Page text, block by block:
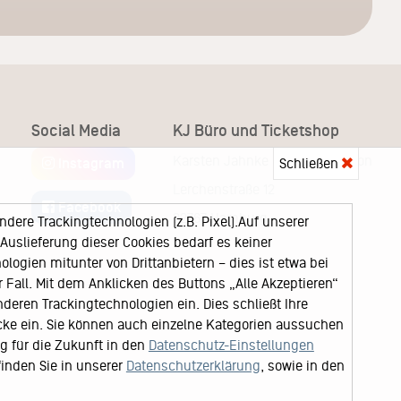
Social Media
Facebook
KJ Büro und Ticketshop
Karsten Jahnke Konzertdirektion
22767 Hamburg
Schließen
Trackingtechnologien (z.B. Pixel).Auf unserer
dieser Cookies bedarf es keiner
mitunter von Drittanbietern – dies ist etwa bei
Mit dem Anklicken des Buttons „Alle Akzeptieren“
Trackingtechnologien ein. Dies schließt Ihre
ein. Sie können auch einzelne Kategorien aussuchen
für die Zukunft in den Datenschutz-Einstellungen
Sie in unserer Datenschutzerklärung , sowie in den